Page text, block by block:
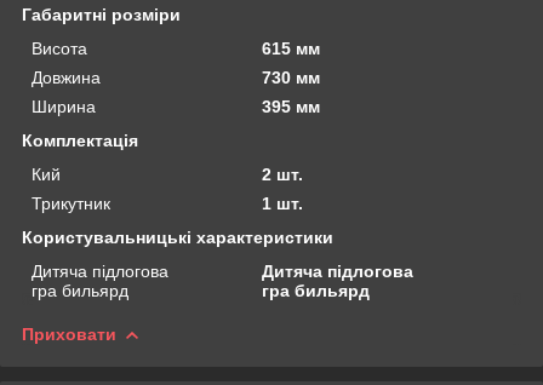
Габаритні розміри
Висота
615 мм
Довжина
730 мм
Ширина
395 мм
Комплектація
Кий
2 шт.
Трикутник
1 шт.
Користувальницькі характеристики
Дитяча підлогова
гра бильярд
Дитяча підлогова
гра бильярд
Приховати